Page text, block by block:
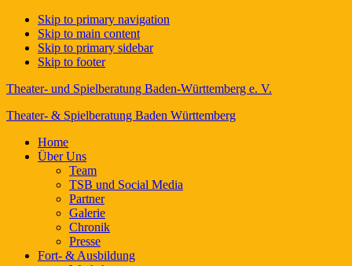
Skip to primary navigation
Skip to main content
Skip to primary sidebar
Skip to footer
Theater- und Spielberatung Baden-Württemberg e. V.
Theater- & Spielberatung Baden Württemberg
Home
Über Uns
Team
TSB und Social Media
Partner
Galerie
Chronik
Presse
Fort- & Ausbildung